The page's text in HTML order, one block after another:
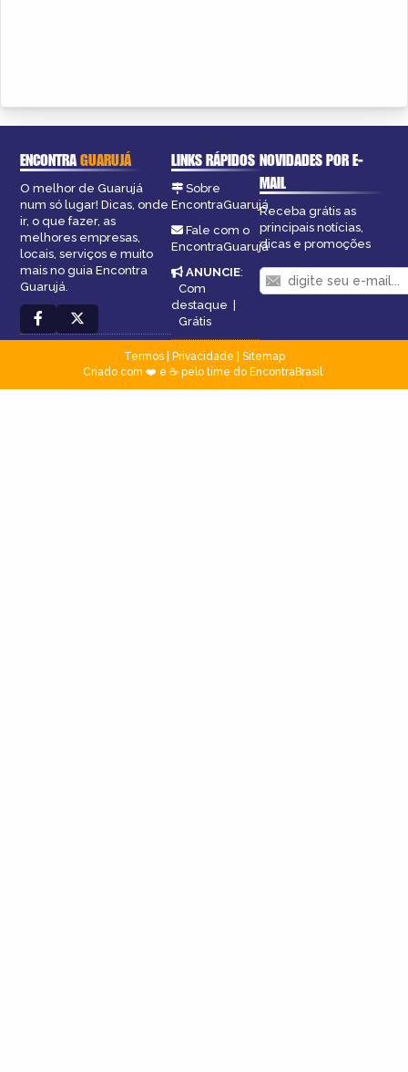
ENCONTRAGUARUJÁ
O melhor de Guarujá
num só lugar! Dicas, onde
ir, o que fazer, as
melhores empresas,
locais, serviços e muito
mais no guia Encontra
Guarujá.
LINKS RÁPIDOS
Sobre
EncontraGuarujá
Fale com o
EncontraGuarujá
ANUNCIE:
Com
destaque |
Grátis
NOVIDADES POR E-
MAIL
Receba grátis as
principais notícias,
dicas e promoções
Termos| Privacidade
Sitemap
Criado com ❤️ e ☕ pelo time do EncontraBrasil